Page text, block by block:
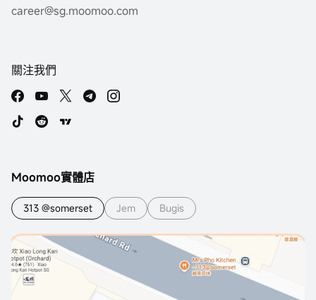
career@sg.moomoo.com
關注我們
Moomoo實體店
313 @somerset Jem Bugis